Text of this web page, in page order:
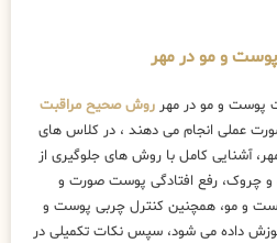
و مو در مهر
پوست و مو در مهر روش صحیح مراقبت
عملی انجام می دهند ، در کلاس های
آشنایی کامل با روش های جلوگیری از
چروک، رفع افتادگی پوست صورت و
و مو، همچنین کنترل چربی پوست و
داده می شود، سپس نکات تکمیلی در